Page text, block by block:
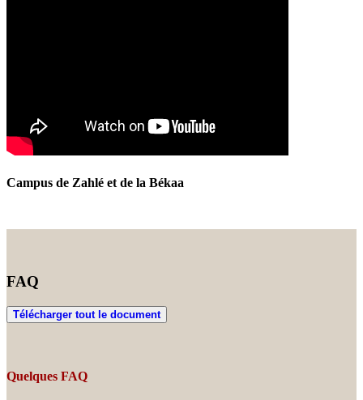
Campus de Zahlé et de la Békaa
FAQ
Télécharger tout le document
Quelques FAQ